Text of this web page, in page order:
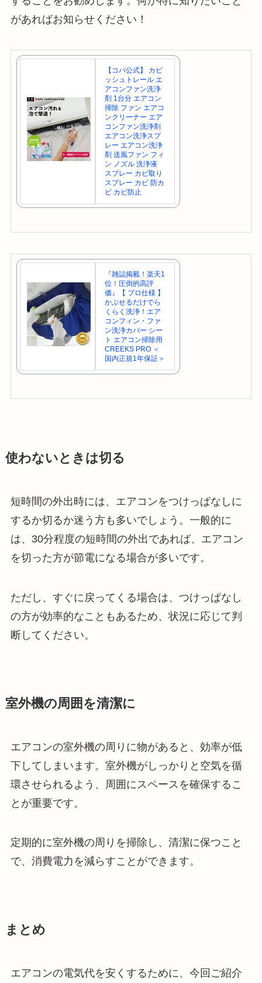
があればお知らせください！
【コパ公式】 カビ
ッシュトレール エ
アコンファン洗浄
剤 1台分 エアコン
掃除 ファン エアコ
ンクリーナー エア
コンファン洗浄剤
エアコン洗浄スプ
レー エアコン洗浄
剤 送風ファン フィ
ン ノズル 洗浄液
スプレー カビ取り
スプレー カビ 防カ
ビ カビ防止
『雑誌掲載！楽天1
位！圧倒的高評
価』【 プロ仕様 】
かぶせるだけでら
くらく洗浄！エア
コンフィン・ファ
ン洗浄カバー シー
ト エアコン掃除用
CREEKS PRO ＜
国内正規1年保証＞
使わないときは切る
短時間の外出時には、エアコンをつけっぱなしに
するか切るか迷う方も多いでしょう。一般的に
は、30分程度の短時間の外出であれば、エアコン
を切った方が節電になる場合が多いです。
ただし、すぐに戻ってくる場合は、つけっぱなし
の方が効率的なこともあるため、状況に応じて判
断してください。
室外機の周囲を清潔に
エアコンの室外機の周りに物があると、効率が低
下してしまいます。室外機がしっかりと空気を循
環させられるよう、周囲にスペースを確保するこ
とが重要です。
定期的に室外機の周りを掃除し、清潔に保つこと
で、消費電力を減らすことができます。
まとめ
エアコンの電気代を安くするために、今回ご紹介